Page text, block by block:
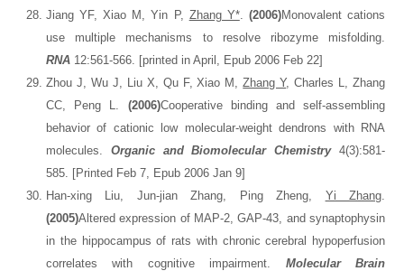
Jiang YF, Xiao M, Yin P, Zhang Y*. (2006)Monovalent cations
use multiple mechanisms to resolve ribozyme misfolding.
RNA 12:561-566. [printed in April, Epub 2006 Feb 22]
Zhou J, Wu J, Liu X, Qu F, Xiao M,Zhang Y, Charles L, Zhang
CC, Peng L. (2006)Cooperative binding and self-assembling
behavior of cationic low molecular-weight dendrons with RNA
molecules. Organic and Biomolecular Chemistry4(3):581-
585. [Printed Feb 7, Epub 2006 Jan 9]
Han-xing Liu, Jun-jian Zhang, Ping Zheng, Yi Zhang.
(2005)Altered expression of MAP-2, GAP-43, and synaptophysin
in the hippocampus of rats with chronic cerebral hypoperfusion
correlates with cognitive impairment. Molecular Brain